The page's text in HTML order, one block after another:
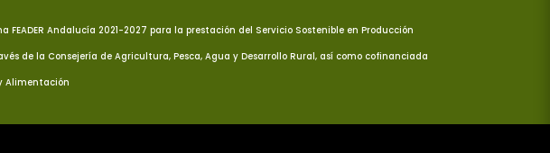
Andalucía 2021-2027 para la prestación del Servicio Sostenible en Producción
de la Consejería de Agricultura, Pesca, Agua y Desarrollo Rural, así como cofinanciada
Alimentación